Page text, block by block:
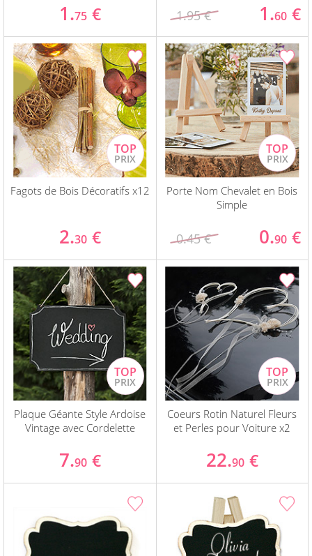
1.75 € 1.95 € 1.60 €
Fagots de Bois Décoratifs x12
2.30 €
Porte Nom Chevalet en Bois
Simple
0.45 € 0.90 €
Plaque Géante Style Ardoise
Vintage avec Cordelette
7.90 €
Coeurs Rotin Naturel Fleurs
et Perles pour Voiture x2
22.90 €